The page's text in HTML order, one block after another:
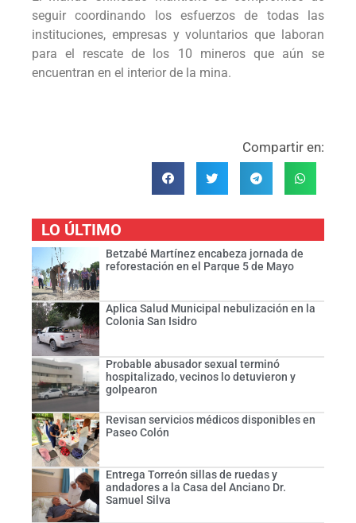
seguir coordinando los esfuerzos de todas las
instituciones, empresas y voluntarios que laboran
para el rescate de los 10 mineros que aún se
encuentran en el interior de la mina.
Compartir en:
LO ÚLTIMO
Betzabé Martínez encabeza jornada de
reforestación en el Parque 5 de Mayo
Aplica Salud Municipal nebulización en la
Colonia San Isidro
Probable abusador sexual terminó
hospitalizado, vecinos lo detuvieron y
golpearon
Revisan servicios médicos disponibles en
Paseo Colón
Entrega Torreón sillas de ruedas y
andadores a la Casa del Anciano Dr.
Samuel Silva